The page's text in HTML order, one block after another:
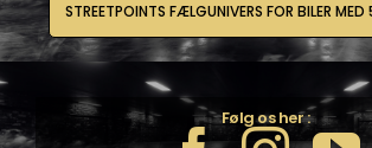
STREETPOINTS FÆLGUNIVERS FOR BILER
Følg os her :